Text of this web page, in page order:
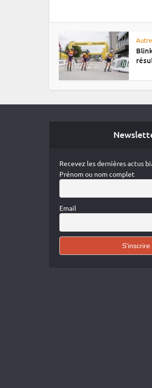
Recevez les dernières actus
Prénom ou nom complet
Email